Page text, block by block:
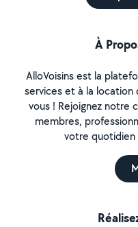
À
AlloVoisins est la
services et à la
vous ! Rejoignez notre
membres,
votre quotidien